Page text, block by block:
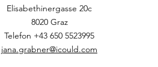
Elisabethinergasse 20c
8020 Graz
Telefon +43 650 5523995
jana.grabner@icould.com